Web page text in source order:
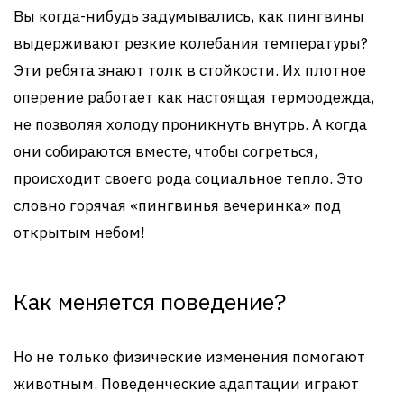
Вы когда-нибудь задумывались, как пингвины
выдерживают резкие колебания температуры?
Эти ребята знают толк в стойкости. Их плотное
оперение работает как настоящая термоодежда,
не позволяя холоду проникнуть внутрь. А когда
они собираются вместе, чтобы согреться,
происходит своего рода социальное тепло. Это
словно горячая «пингвинья вечеринка» под
открытым небом!
Как меняется поведение?
Но не только физические изменения помогают
животным. Поведенческие адаптации играют